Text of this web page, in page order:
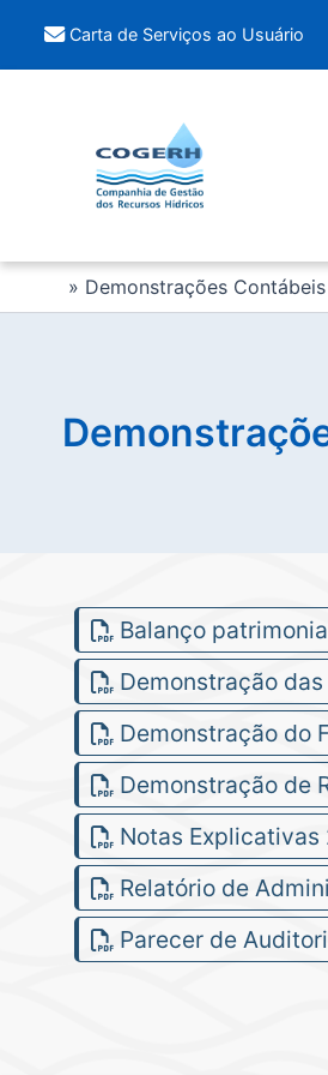
o
Carta de Serviços ao Usuário
Demonstrações
Balanço
Demonstração
Demonstração do
Demonstração de
Notas Explicativas
Relatório de
Parecer de